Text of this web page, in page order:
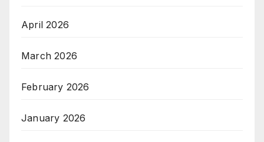
April 2026
March 2026
February 2026
January 2026